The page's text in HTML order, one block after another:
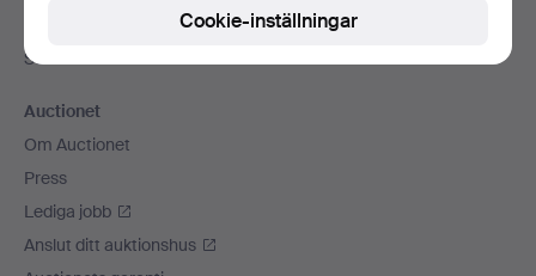
Sociala medier
Auctionet
Om Auctionet
Press
Lediga jobb
Anslut ditt auktionshus
Cookie-inställningar